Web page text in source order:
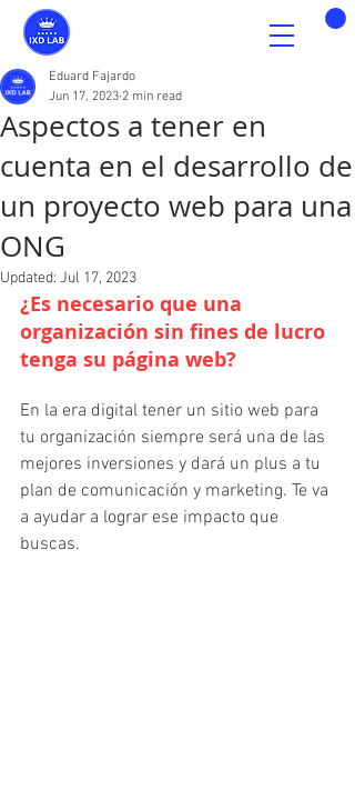
Aspectos a tener en
cuenta en el desarrollo de
un proyecto web para una
ONG
Eduard Fajardo
Jun 17, 2023 2 min read
Updated: Jul 17, 2023
¿Es necesario que una
organización sin fines de lucro
tenga su página web?
En la era digital tener un sitio web para
tu organización siempre será una de las
mejores inversiones y dará un plus a tu
plan de comunicación y marketing. Te va
a ayudar a lograr ese impacto que
buscas.